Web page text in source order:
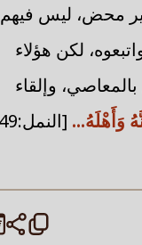
خير محض، ليس فيهم
لكن هؤلاء
وإلقاء
وَأَهْلَهُ...